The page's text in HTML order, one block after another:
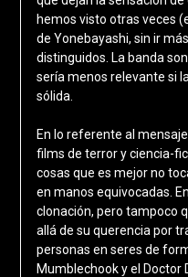
hemos visto otras veces
de Yonebayashi, sin ir
distinguidos. La banda
sería menos relevante si
sólida.
En lo referente al
films de terror y ciencia-
cosas que es mejor no
en manos equivocadas.
clonación, pero tampoco
allá de su querencia por
personas en seres de
Mumblechook y el Doctor